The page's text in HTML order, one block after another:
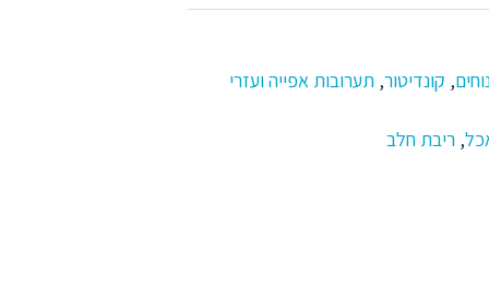
, קונדיטור, תערובות אפייה ועזרי
, ריבת חלב